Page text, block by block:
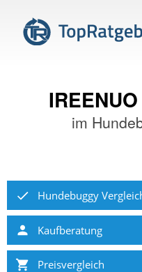
im
Hundebuggy
Kaufberatung
Preisvergleich